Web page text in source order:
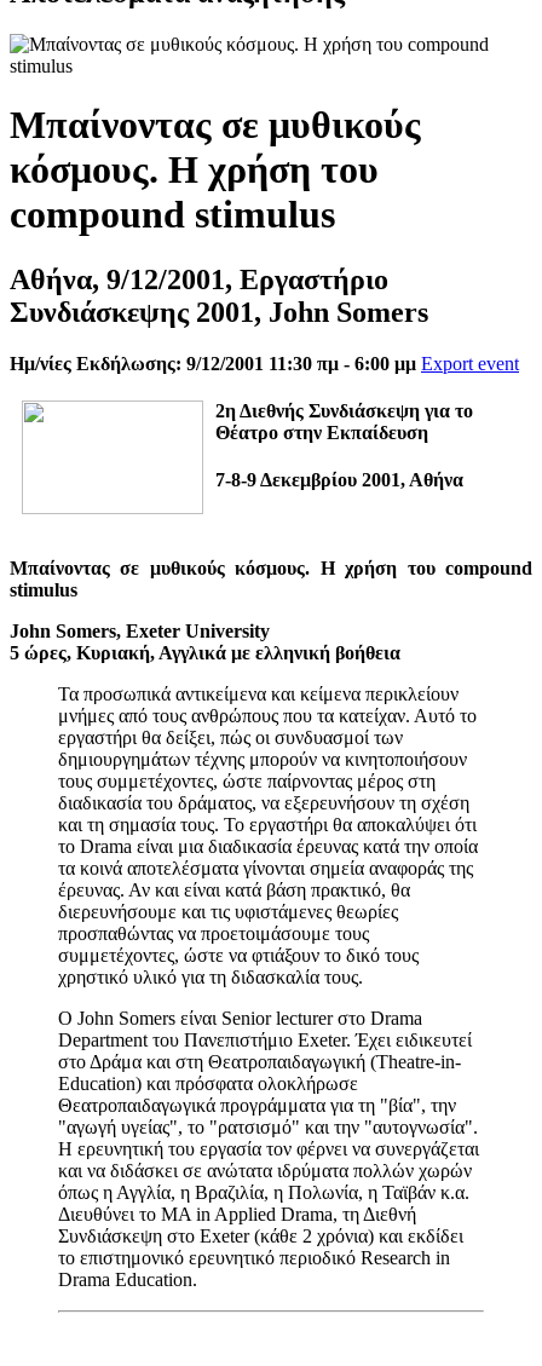
Μπαίνοντας σε μυθικούς
κόσμους. Η χρήση του
compound stimulus
Αθήνα, 9/12/2001, Εργαστήριο
Συνδιάσκεψης 2001, John Somers
Ημ/νίες Εκδήλωσης: 9/12/2001 11:30 πμ - 6:00 μμ Export event
2η Διεθνής Συνδιάσκεψη για το
Θέατρο στην Εκπαίδευση
7-8-9 Δεκεμβρίου 2001, Αθήνα
Μπαίνοντας σε μυθικούς κόσμους. Η χρήση του compound
stimulus
John Somers, Exeter University
5 ώρες, Κυριακή, Αγγλικά με ελληνική βοήθεια
Τα προσωπικά αντικείμενα και κείμενα περικλείουν
μνήμες από τους ανθρώπους που τα κατείχαν. Αυτό το
εργαστήρι θα δείξει, πώς οι συνδυασμοί των
δημιουργημάτων τέχνης μπορούν να κινητοποιήσουν
τους συμμετέχοντες, ώστε παίρνοντας μέρος στη
διαδικασία του δράματος, να εξερευνήσουν τη σχέση
και τη σημασία τους. Το εργαστήρι θα αποκαλύψει ότι
το Drama είναι μια διαδικασία έρευνας κατά την οποία
τα κοινά αποτελέσματα γίνονται σημεία αναφοράς της
έρευνας. Αν και είναι κατά βάση πρακτικό, θα
διερευνήσουμε και τις υφιστάμενες θεωρίες
προσπαθώντας να προετοιμάσουμε τους
συμμετέχοντες, ώστε να φτιάξουν το δικό τους
χρηστικό υλικό για τη διδασκαλία τους.
Ο John Somers είναι Senior lecturer στο Drama
Department του Πανεπιστήμιο Exeter. Έχει ειδικευτεί
στο Δράμα και στη Θεατροπαιδαγωγική (Theatre-in-
Education) και πρόσφατα ολοκλήρωσε
Θεατροπαιδαγωγικά προγράμματα για τη "βία", την
"αγωγή υγείας", το "ρατσισμό" και την "αυτογνωσία".
Η ερευνητική του εργασία τον φέρνει να συνεργάζεται
και να διδάσκει σε ανώτατα ιδρύματα πολλών χωρών
όπως η Αγγλία, η Βραζιλία, η Πολωνία, η Ταϊβάν κ.α.
Διευθύνει το MA in Applied Drama, τη Διεθνή
Συνδιάσκεψη στο Exeter (κάθε 2 χρόνια) και εκδίδει
το επιστημονικό ερευνητικό περιοδικό Research in
Drama Education.